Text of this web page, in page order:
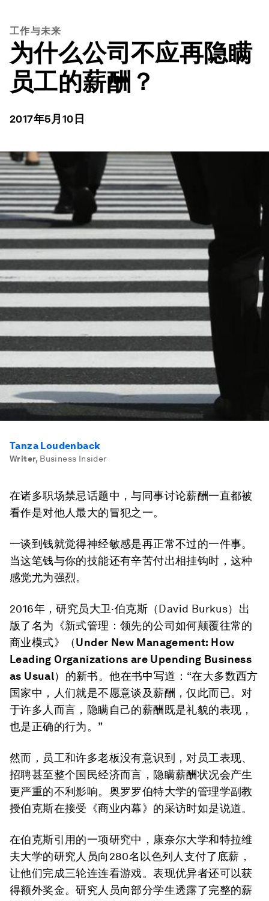
工作与未来
为什么公司不应再隐瞒
员工的薪酬？
2017年5月10日
Tanza Loudenback
Writer, Business Insider
在诸多职场禁忌话题中，与同事讨论薪酬一直都被
看作是对他人最大的冒犯之一。
一谈到钱就觉得神经敏感是再正常不过的一件事。
当这笔钱与你的技能还有辛苦付出相挂钩时，这种
感觉尤为强烈。
2016年，研究员大卫·伯克斯（David Burkus）出
版了名为《新式管理：领先的公司如何颠覆往常的
商业模式》（Under New Management: How
Leading Organizations are Upending Business
as Usual）的新书。他在书中写道：“在大多数西方
国家中，人们就是不愿意谈及薪酬，仅此而已。对
于许多人而言，隐瞒自己的薪酬既是礼貌的表现，
也是正确的行为。”
然而，员工和许多老板没有意识到，对员工表现、
招聘甚至整个国民经济而言，隐瞒薪酬状况会产生
更严重的不利影响。奥罗罗伯特大学的管理学副教
授伯克斯在接受《商业内幕》的采访时如是说道。
在伯克斯引用的一项研究中，康奈尔大学和特拉维
夫大学的研究人员向280名以色列人支付了底薪，
让他们完成三轮连连看游戏。表现优异者还可以获
得额外奖金。研究人员向部分学生透露了完整的薪